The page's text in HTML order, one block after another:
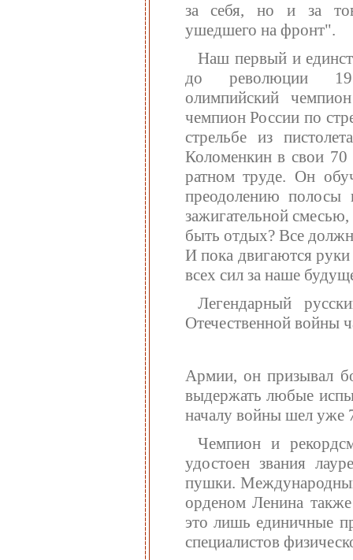
за себя, но и за
ушедшего на фронт".
Наш первый и
до революции
олимпийский
чемпион России по
стрельбе из
Коломенкин в свои 70
ратном труде. Он
преодолению полосы
зажигательной
быть отдых? Все
И пока двигаются руки
всех сил за наше
Легендарный
Отечественной войны
Армии, он призывал
выдержать любые
началу войны шел уже
Чемпион и
удостоен звания
пушки.
орденом Ленина
это лишь единичные
специалистов